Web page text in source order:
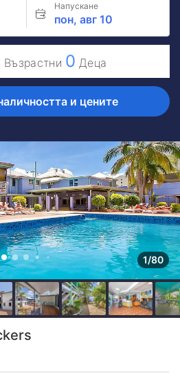
Напускане
пон, авг 10
Възрастни 0 Деца
и цените
1/80
звезди